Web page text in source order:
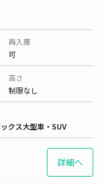
再入庫
可
高さ
制限なし
クス大型車・SUV
詳細へ